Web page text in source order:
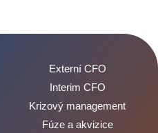
Externí CFO
Interim CFO
Krizový management
Fúze a akvizice